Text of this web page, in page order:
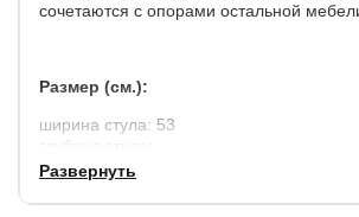
сочетаются с опорами остальной
Размер (см.):
ширина стула: 53
глубина стула:
высота стула: 98
Развернуть